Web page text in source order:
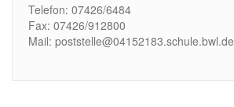
Telefon: 07426/6484
Fax: 07426/912800
Mail: poststelle@04152183.schule.bwl.de